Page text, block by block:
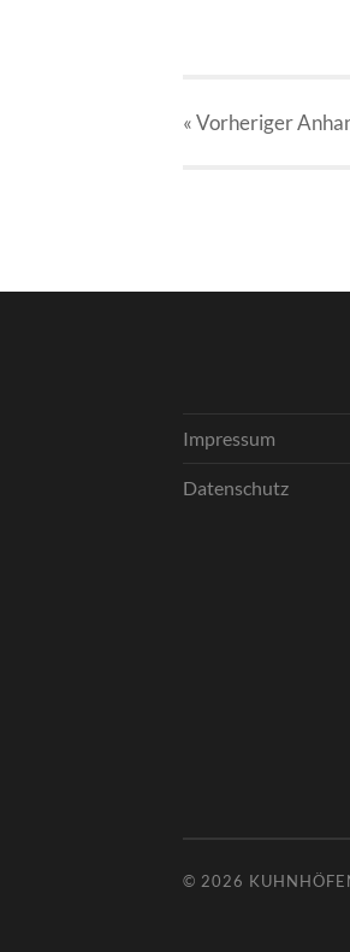
« Vorheriger
Impressum
Datenschutz
© 2026